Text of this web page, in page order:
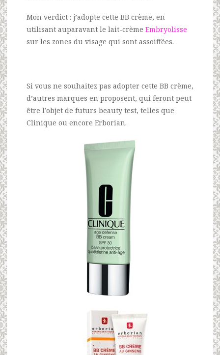
Mon verdict : j’adopte cette BB crème, en
utilisant auparavant le lait-crème Embryolisse
sur les zones du visage qui sont assoiffées.
Si vous ne souhaitez pas adopter cette BB crème,
d’autres marques en proposent, qui feront peut
être l’objet de futurs beauty test, telles que
Clinique ou encore Erborian.